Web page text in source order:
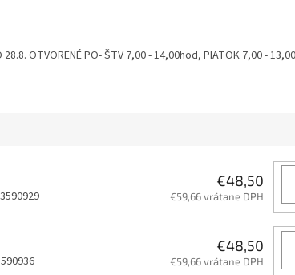
28.8. OTVORENÉ PO- ŠTV 7,00 - 14,00hod, PIATOK 7,00 -
€48,50
€59,66 vrátane DPH
€48,50
€59,66 vrátane DPH